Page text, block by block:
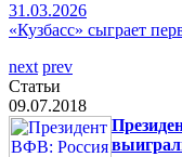
31.03.2026
«Кузбасс» сыграет
next prev
Статьи
09.07.2018